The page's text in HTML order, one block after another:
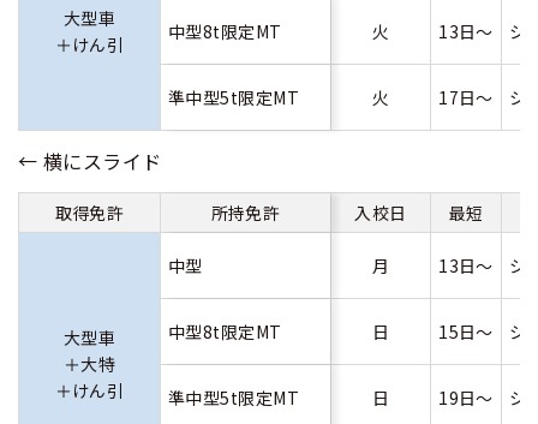
大型車
＋けん引
中型8t限定MT 火 13日～ シ
準中型5t限定MT 火 17日～ シ
取得免許 所持免許 入校日 最短
大型車
＋大特
＋けん引
中型 月 13日～ シ
中型8t限定MT 日 15日～ シ
準中型5t限定MT 日 19日～ シ